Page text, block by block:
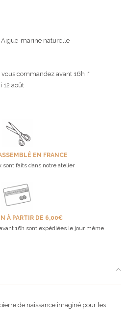
Aigue-marine naturelle
commandez avant 16h !*
12 août
EN FRANCE
sont faits dans notre atelier
À PARTIR DE 6,00€
16h sont expédiées le jour même
de naissance imaginé pour les